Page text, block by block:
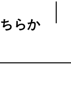
らか